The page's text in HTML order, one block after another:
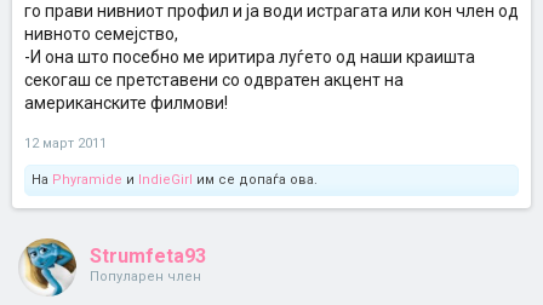
го прави нивниот профил и ја води истрагата или кон член од
нивното семејство,
-И она што посебно ме иритира луѓето од наши краишта
секогаш се претставени со одвратен акцент на
американските филмови!
12 март 2011
На Phyramide и IndieGirl им се допаѓа ова.
Strumfeta93
Популарен член